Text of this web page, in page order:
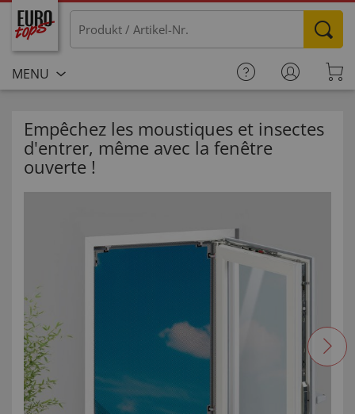
MENU
Empêchez les moustiques et insectes
d'entrer, même avec la fenêtre
ouverte !